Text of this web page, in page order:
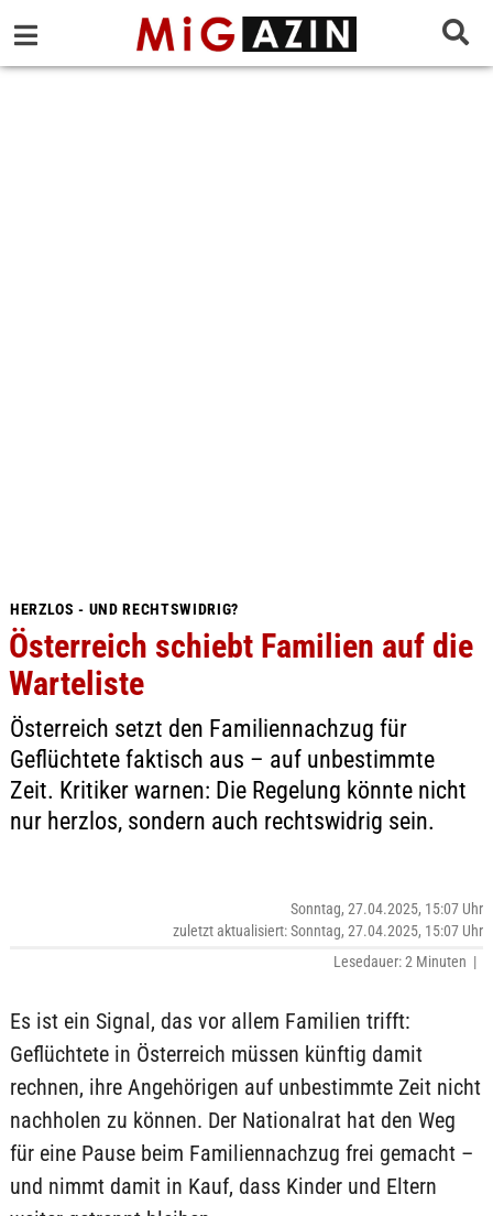
HERZLOS - UND RECHTSWIDRIG?
Österreich schiebt Familien auf die
Warteliste
Österreich setzt den Familiennachzug für
Geflüchtete faktisch aus – auf unbestimmte
Zeit. Kritiker warnen: Die Regelung könnte nicht
nur herzlos, sondern auch rechtswidrig sein.
Sonntag, 27.04.2025, 15:07 Uhr
zuletzt aktualisiert: Sonntag, 27.04.2025, 15:07 Uhr
Lesedauer: 2 Minuten |
Es ist ein Signal, das vor allem Familien trifft:
Geflüchtete in Österreich müssen künftig damit
rechnen, ihre Angehörigen auf unbestimmte Zeit nicht
nachholen zu können. Der Nationalrat hat den Weg
für eine Pause beim Familiennachzug frei gemacht –
und nimmt damit in Kauf, dass Kinder und Eltern